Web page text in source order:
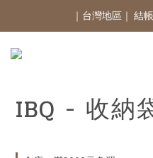
｜台灣地區｜ 結
IBQ - 收納